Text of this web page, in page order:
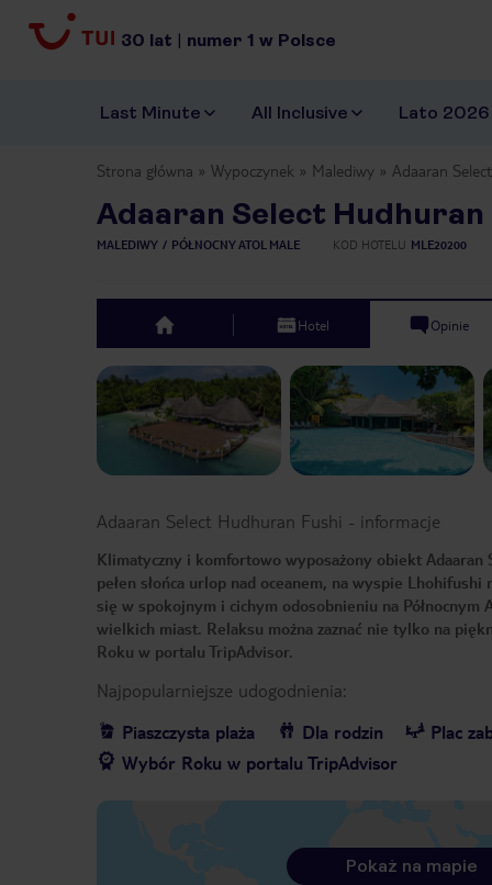
30 lat | numer 1 w Polsce
Last Minute All Inclusive Lato 2026
Strona główna Wypoczynek Malediwy Adaaran
Adaaran Select Hudhuran
MALEDIWY PÓŁNOCNY ATOL MALE KOD HOTELU MLE20200
top Hotel Opinie
Previous slide
Adaaran Select Hudhuran Fushi - informacje
Klimatyczny i komfortowo wyposażony obiekt Adaaran
pełen słońca urlop nad oceanem, na wyspie
się w spokojnym i cichym odosobnieniu na Północnym
wielkich miast. Relaksu można zaznać nie tylko na
Roku w portalu TripAdvisor.
Najpopularniejsze udogodnienia:
Piaszczysta plaża
Dla rodzin Plac
Wybór Roku w portalu TripAdvisor
Pokaż na mapie